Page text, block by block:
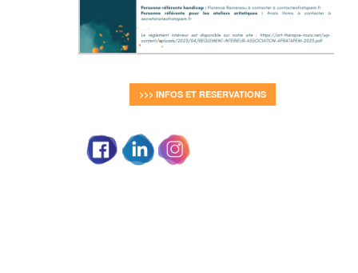
>>> INFOS ET RESERVATIONS